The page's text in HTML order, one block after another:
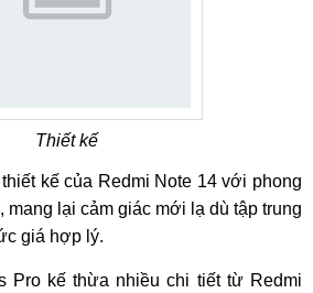
Thiết kế
kế của Redmi Note 14 với phong
mang lại cảm giác mới lạ dù tập trung
giá hợp lý.
Pro kế thừa nhiều chi tiết từ Redmi